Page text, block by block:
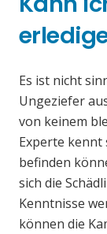
Es ist nicht
Ungeziefer
von keinem
Experte kennt
befinden
sich die
Kenntnisse
können die